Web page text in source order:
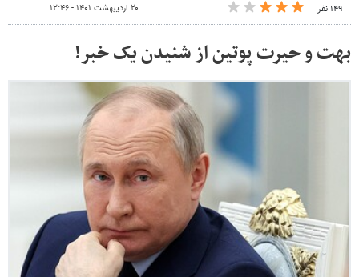
۱۴۹ نفر ۲۰ اردیبهشت ۱۴۰۱ - ۱۲:۴۶
بهت و حیرت پوتین از شنیدن یک خبر!